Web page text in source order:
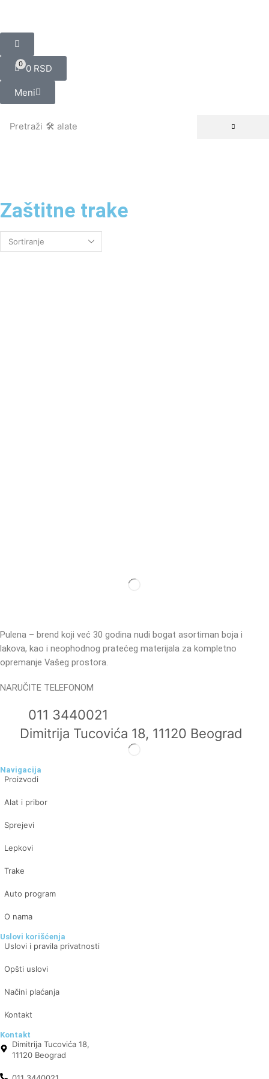
0 0 RSD
Meni
Pretraži 🛠️ alate
Zaštitne trake
Pulena – brend koji već 30 godina nudi bogat asortiman boja i
lakova, kao i neophodnog pratećeg materijala za kompletno
opremanje Vašeg prostora.
NARUČITE TELEFONOM
011 3440021
Dimitrija Tucovića 18, 11120 Beograd
Navigacija
Proizvodi
Alat i pribor
Sprejevi
Lepkovi
Trake
Auto program
O nama
Uslovi korišćenja
Uslovi i pravila privatnosti
Opšti uslovi
Načini plaćanja
Kontakt
Kontakt
Dimitrija Tucovića 18,
11120 Beograd